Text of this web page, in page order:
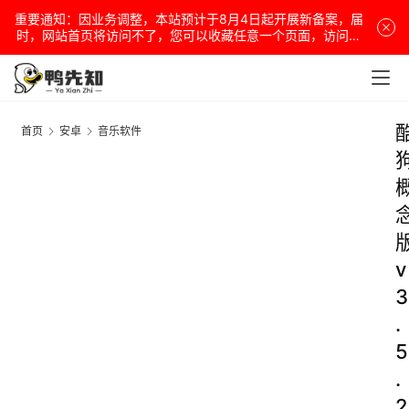
重要通知：因业务调整，本站预计于8月4日起开展新备案，届
时，网站首页将访问不了，您可以收藏任意一个页面，访问网
站！
首页 安卓 音乐软件
v
3
.
5
.